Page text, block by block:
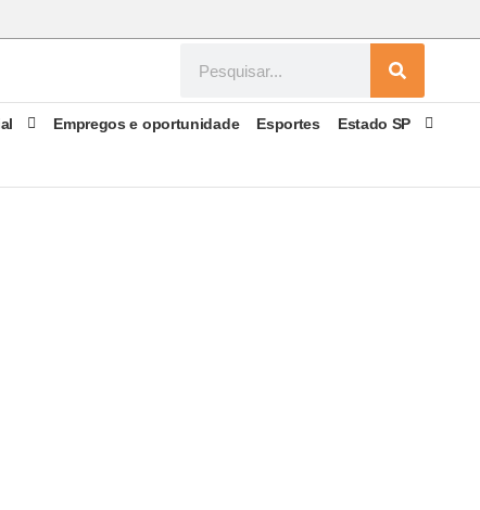
Empregos e oportunidade Esportes Estado SP